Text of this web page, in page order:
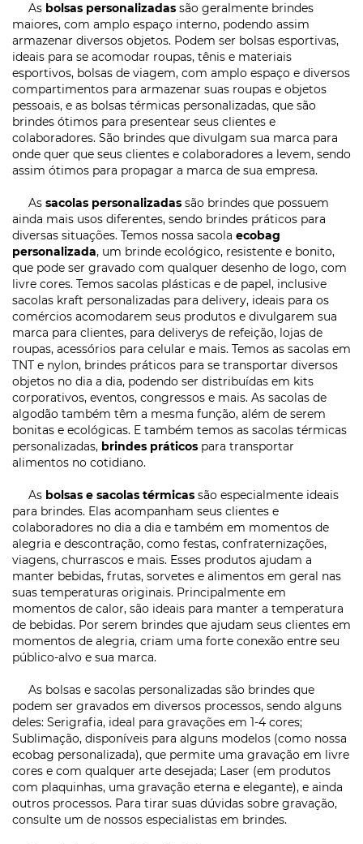
As bolsas personalizadas são geralmente brindes
maiores, com amplo espaço interno, podendo assim
armazenar diversos objetos. Podem ser bolsas esportivas,
ideais para se acomodar roupas, tênis e materiais
esportivos, bolsas de viagem, com amplo espaço e diversos
compartimentos para armazenar suas roupas e objetos
pessoais, e as bolsas térmicas personalizadas, que são
brindes ótimos para presentear seus clientes e
colaboradores. São brindes que divulgam sua marca para
onde quer que seus clientes e colaboradores a levem, sendo
assim ótimos para propagar a marca de sua empresa.
As sacolas personalizadas são brindes que possuem
ainda mais usos diferentes, sendo brindes práticos para
diversas situações. Temos nossa sacola ecobag
personalizada, um brinde ecológico, resistente e bonito,
que pode ser gravado com qualquer desenho de logo, com
livre cores. Temos sacolas plásticas e de papel, inclusive
sacolas kraft personalizadas para delivery, ideais para os
comércios acomodarem seus produtos e divulgarem sua
marca para clientes, para deliverys de refeição, lojas de
roupas, acessórios para celular e mais. Temos as sacolas em
TNT e nylon, brindes práticos para se transportar diversos
objetos no dia a dia, podendo ser distribuídas em kits
corporativos, eventos, congressos e mais. As sacolas de
algodão também têm a mesma função, além de serem
bonitas e ecológicas. E também temos as sacolas térmicas
personalizadas, brindes práticos para transportar
alimentos no cotidiano.
As bolsas e sacolas térmicas são especialmente ideais
para brindes. Elas acompanham seus clientes e
colaboradores no dia a dia e também em momentos de
alegria e descontração, como festas, confraternizações,
viagens, churrascos e mais. Esses produtos ajudam a
manter bebidas, frutas, sorvetes e alimentos em geral nas
suas temperaturas originais. Principalmente em
momentos de calor, são ideais para manter a temperatura
de bebidas. Por serem brindes que ajudam seus clientes em
momentos de alegria, criam uma forte conexão entre seu
público-alvo e sua marca.
As bolsas e sacolas personalizadas são brindes que
podem ser gravados em diversos processos, sendo alguns
deles: Serigrafia, ideal para gravações em 1-4 cores;
Sublimação, disponíveis para alguns modelos (como nossa
ecobag personalizada), que permite uma gravação em livre
cores e com qualquer arte desejada; Laser (em produtos
com plaquinhas, uma gravação eterna e elegante), e ainda
outros processos. Para tirar suas dúvidas sobre gravação,
consulte um de nossos especialistas em brindes.